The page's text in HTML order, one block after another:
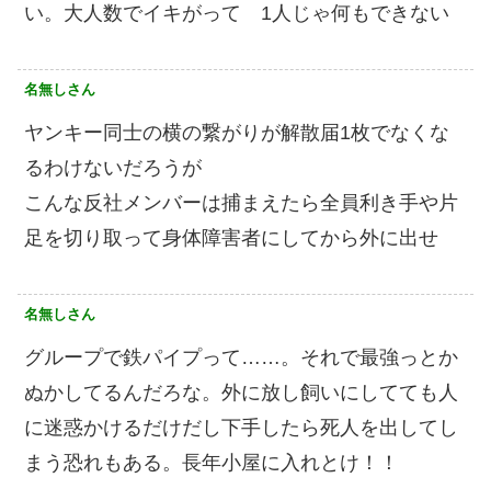
い。大人数でイキがって 1人じゃ何もできない
名無しさん
ヤンキー同士の横の繋がりが解散届1枚でなくな
るわけないだろうが
こんな反社メンバーは捕まえたら全員利き手や片
足を切り取って身体障害者にしてから外に出せ
名無しさん
グループで鉄パイプって……。それで最強っとか
ぬかしてるんだろな。外に放し飼いにしてても人
に迷惑かけるだけだし下手したら死人を出してし
まう恐れもある。長年小屋に入れとけ！！